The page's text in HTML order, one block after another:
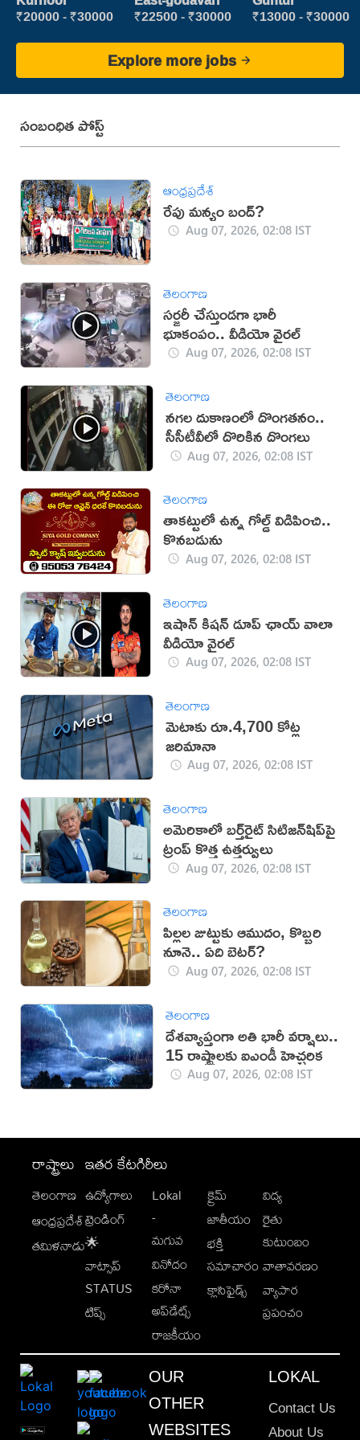
Executive
₹20000 - ₹30000 ₹22500 - ₹30000 ₹13000 - ₹30000
Explore more jobs
సంబంధిత పోస్ట్
ఆంధ్రప్రదేశ్
రేపు మన్యం బంద్‌?
Aug 07, 2026, 02:08 IST
తెలంగాణ
సర్జరీ చేస్తుండగా భారీ
భూకంపం.. వీడియో వైరల్
Aug 07, 2026, 02:08 IST
తెలంగాణ
నగల దుకాణంలో దొంగతనం..
సీసీటీవీలో దొరికిన దొంగలు
Aug 07, 2026, 02:08 IST
తెలంగాణ
తాకట్టులో ఉన్న గోల్డ్ విడిపించి..
కొనబడును
Aug 07, 2026, 02:08 IST
తెలంగాణ
ఇషాన్ కిషన్ డూప్ ఛాయ్ వాలా
వీడియో వైరల్
Aug 07, 2026, 02:08 IST
తెలంగాణ
మెటాకు రూ.4,700 కోట్ల
జరిమానా
Aug 07, 2026, 02:08 IST
తెలంగాణ
అమెరికాలో బర్త్‌రైట్ సిటిజన్‌షిప్‌పై
ట్రంప్ కొత్త ఉత్తర్వులు
Aug 07, 2026, 02:08 IST
తెలంగాణ
పిల్లల జుట్టుకు ఆముదం, కొబ్బరి
నూనె.. ఏది బెటర్?
Aug 07, 2026, 02:08 IST
తెలంగాణ
దేశవ్యాప్తంగా అతి భారీ వర్షాలు..
15 రాష్ట్రాలకు ఐఎండీ హెచ్చరిక
Aug 07, 2026, 02:08 IST
రాష్ట్రాలు
తెలంగాణ
ఆంధ్రప్రదేశ్
తమిళనాడు
ఇతర కేటగిరీలు
ఉద్యోగాలు
ట్రెండింగ్
🌟
వాట్సాప్
STATUS
టిప్స్
Lokal
-
మగువ
వినోదం
కరోనా
అప్‌డేట్స్
రాజకీయం
క్రైమ్
జాతీయం
భక్తి
సమాచారం
క్లాసిఫైడ్స్
విద్య
రైతు
కుటుంబం
వాతావరణం
వ్యాపార
ప్రపంచం
OUR
OTHER
WEBSITES
LOKAL
Contact Us
About Us